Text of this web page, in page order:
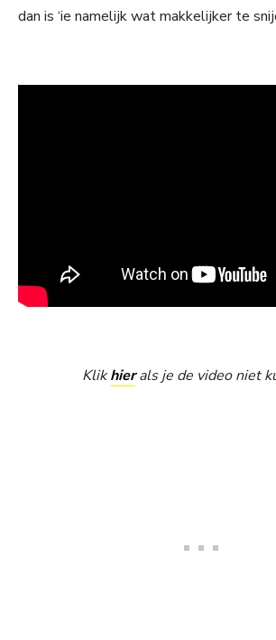
dan is ‘ie namelijk wat makkelijker te
Klikhierals je de video niet